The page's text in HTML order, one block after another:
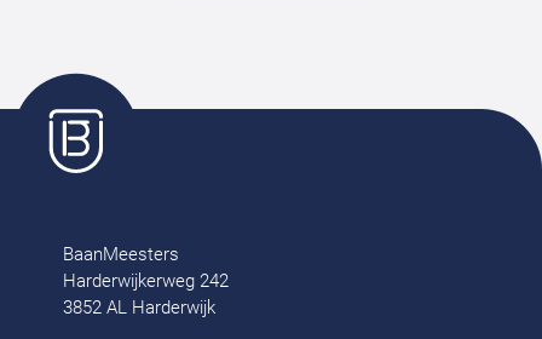
BaanMeesters
Harderwijkerweg 242
3852 AL Harderwijk